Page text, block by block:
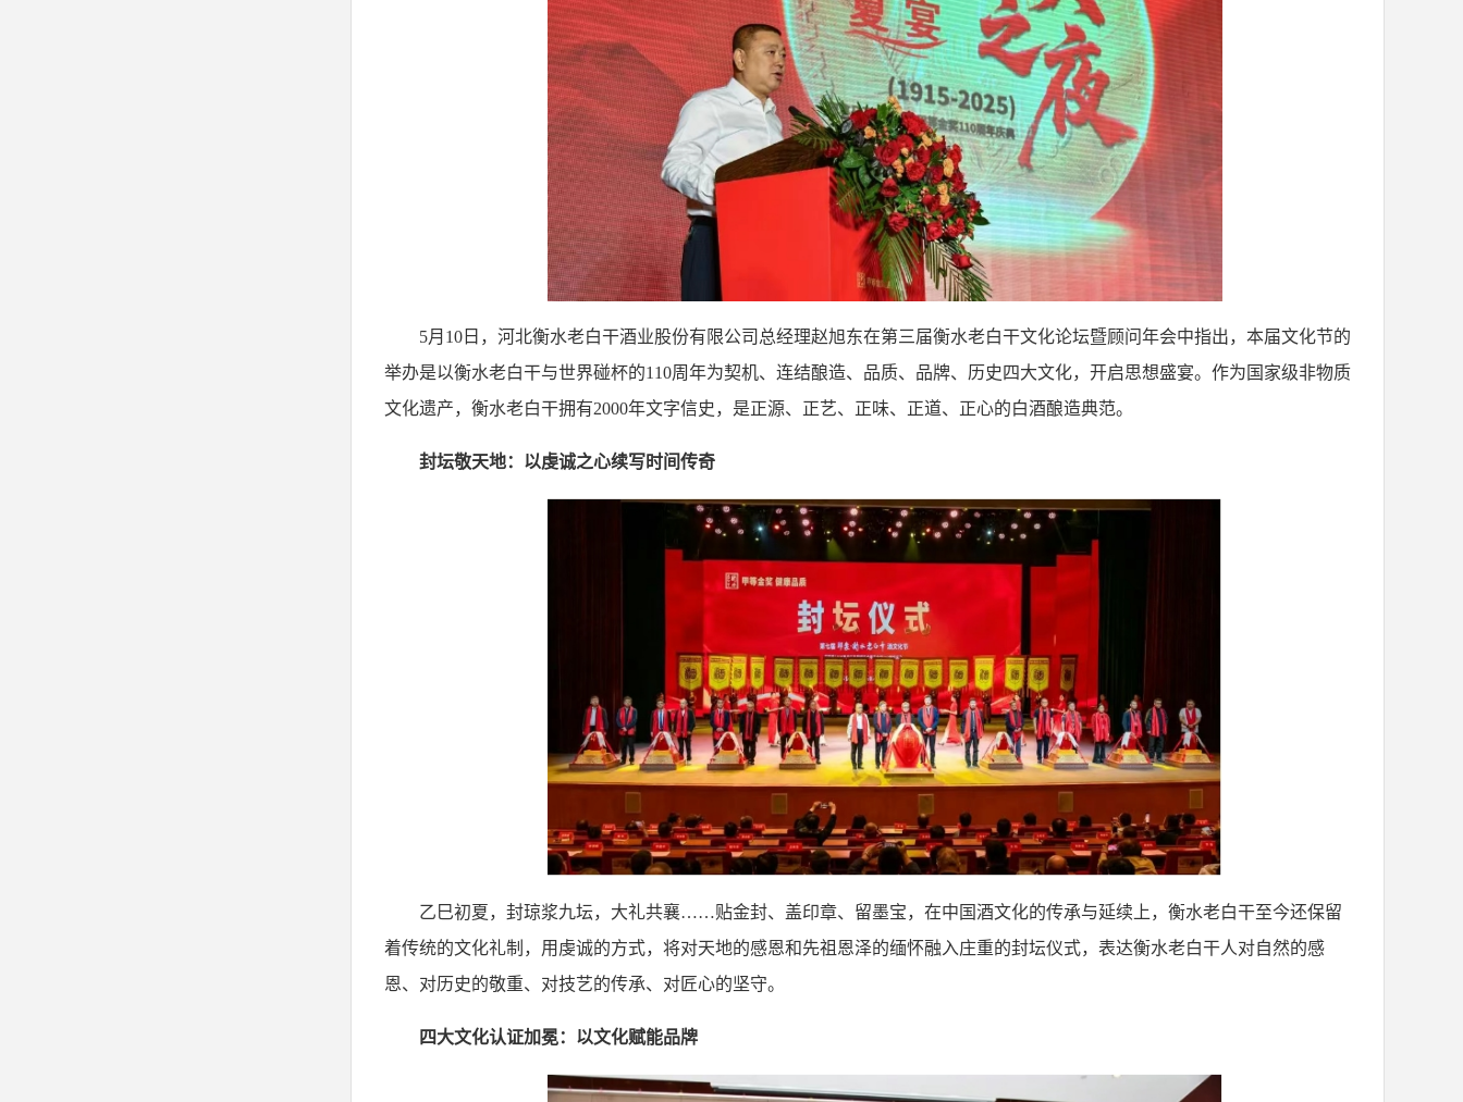
5月10日，河北衡水老白干酒业股份有限公司总经理赵旭东在第三届衡水老白干文化论坛暨顾问年会中指出，本届文化节的
举办是以衡水老白干与世界碰杯的110周年为契机、连结酿造、品质、品牌、历史四大文化，开启思想盛宴。作为国家级非物质
文化遗产，衡水老白干拥有2000年文字信史，是正源、正艺、正味、正道、正心的白酒酿造典范。
封坛敬天地：以虔诚之心续写时间传奇
乙巳初夏，封琼浆九坛，大礼共襄……贴金封、盖印章、留墨宝，在中国酒文化的传承与延续上，衡水老白干至今还保留
着传统的文化礼制，用虔诚的方式，将对天地的感恩和先祖恩泽的缅怀融入庄重的封坛仪式，表达衡水老白干人对自然的感
恩、对历史的敬重、对技艺的传承、对匠心的坚守。
四大文化认证加冕：以文化赋能品牌